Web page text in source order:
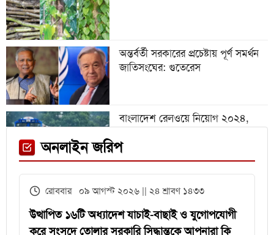
বিশ্বকাপে রোনালদিনহোকে ছাড়িয়ে
ফেনী স্টেশনে মেঘনা ট্রেনের ইঞ্জিন
বিকল, আড়াই ঘণ্টা আটকা ৮০০ যাত্রী
অন্তর্বর্তী সরকারের প্রচেষ্টায় পূর্ণ সমর্থন
জাতিসংঘের: গুতেরেস
বাংলাদেশ রেলওয়ে নিয়োগ ২০২৪,
পরীক্ষকদের জন্য সময় বাড়ল ২ দিন
অনলাইন জরিপ
রোববার ০৯ আগস্ট ২০২৬ || ২৪ শ্রাবণ ১৪৩৩
উত্থাপিত ১৬টি অধ্যাদেশ যাচাই-বাছাই ও যুগোপযোগী
করে সংসদে তোলার সরকারি সিদ্ধান্তকে আপনারা কি